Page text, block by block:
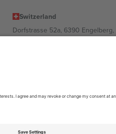
Switzerland
Dorfstrasse 52a, 6390